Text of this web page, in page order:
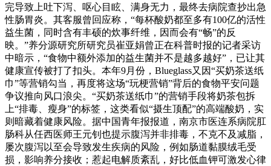
完导致上吐下泻、呕心目眩、满身无力，最终去病院查抄出急
性肠胃炎。其客服曾回应称，“每杯酸奶都至多有100亿的活性
益生菌，同时含有丰硕的炊事纤维，因而会有“畅”的反
映。”养分源研究所研究员崔亚娟曾正在科普时报的记者采访
中暗示，“食物中额外添加的益生菌并不是越多越好”，已让其
健康宣传被打了扣头。本年9月份，Blueglass又因“买奶茶送纸
巾”等营销勾当，再度将这场“玩梗营销”背后的食物平安问题
争议推向风口浪尖。“买奶茶送纸巾”的营销手段将奶茶包拆
上“排毒、瘦身”的标签，这类看似“摄生顶配”的高端酸奶，实
则暗藏着健康风险。据中国青年报报道，南京市医连系病院肛
肠科从任西医师王元钊也提示腹泻并非排毒，不克不及减脂，
屡次腹泻以至会导致发生疾病的风险，例如肠道黏膜绒毛受
损，影响养分接收；惹起电解质紊乱，好比低血钾可激发心律